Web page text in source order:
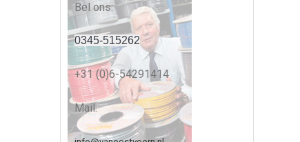
Bel ons:
0345-515262
+31 (0)6-54291414
Mail: